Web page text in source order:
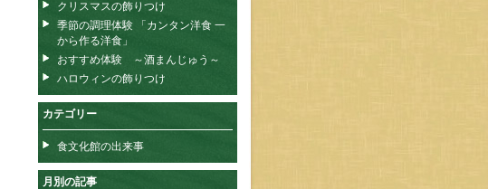
クリスマスの飾りつけ
季節の調理体験 「カンタン洋食 一
から作る洋食」
おすすめ体験 ～酒まんじゅう～
ハロウィンの飾りつけ
カテゴリー
食文化館の出来事
月別の記事